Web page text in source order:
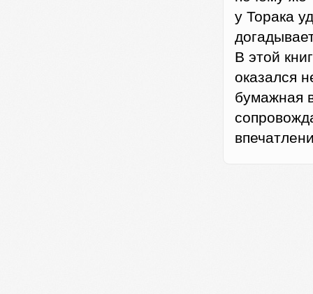
у Торака
В этой
оказался
бумажная